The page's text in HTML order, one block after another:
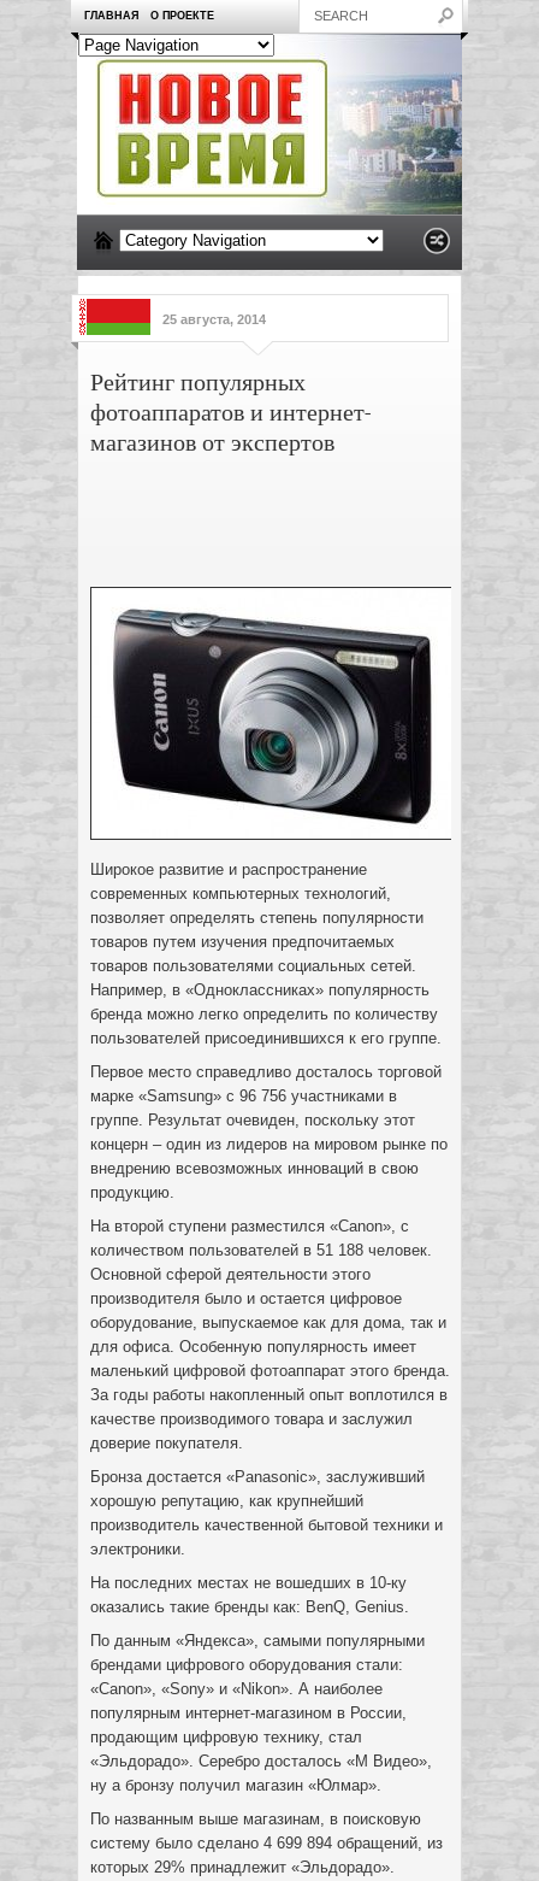
ГЛАВНАЯ О ПРОЕКТЕ
25 августа, 2014
Рейтинг популярных
фотоаппаратов и интернет-
магазинов от экспертов
Широкое развитие и распространение
современных компьютерных технологий,
позволяет определять степень популярности
товаров путем изучения предпочитаемых
товаров пользователями социальных сетей.
Например, в «Одноклассниках» популярность
бренда можно легко определить по количеству
пользователей присоединившихся к его группе.
Первое место справедливо досталось торговой
марке «Samsung» с 96 756 участниками в
группе. Результат очевиден, поскольку этот
концерн – один из лидеров на мировом рынке по
внедрению всевозможных инноваций в свою
продукцию.
На второй ступени разместился «Canon», с
количеством пользователей в 51 188 человек.
Основной сферой деятельности этого
производителя было и остается цифровое
оборудование, выпускаемое как для дома, так и
для офиса. Особенную популярность имеет
маленький цифровой фотоаппарат этого бренда.
За годы работы накопленный опыт воплотился в
качестве производимого товара и заслужил
доверие покупателя.
Бронза достается «Panasonic», заслуживший
хорошую репутацию, как крупнейший
производитель качественной бытовой техники и
электроники.
На последних местах не вошедших в 10-ку
оказались такие бренды как: BenQ, Genius.
По данным «Яндекса», самыми популярными
брендами цифрового оборудования стали:
«Canon», «Sony» и «Nikon». А наиболее
популярным интернет-магазином в России,
продающим цифровую технику, стал
«Эльдорадо». Серебро досталось «М Видео»,
ну а бронзу получил магазин «Юлмар».
По названным выше магазинам, в поисковую
систему было сделано 4 699 894 обращений, из
которых 29% принадлежит «Эльдорадо».